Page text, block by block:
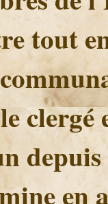
tout
clergé
depuis
en